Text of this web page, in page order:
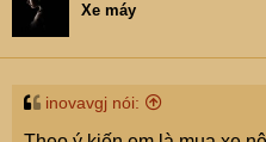
Xe máy
inovavgj nói: